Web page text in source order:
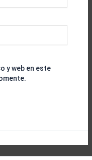
y web en este